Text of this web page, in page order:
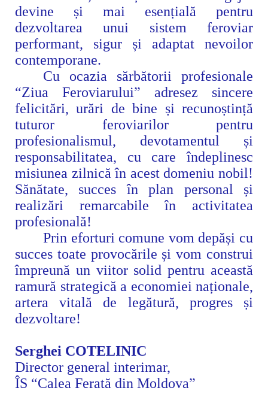
devine și mai esențială pentru
dezvoltarea unui sistem feroviar
performant, sigur și adaptat nevoilor
contemporane.
Cu ocazia sărbătorii profesionale
“Ziua Feroviarului” adresez sincere
felicitări, urări de bine și recunoștință
tuturor feroviarilor pentru
profesionalismul, devotamentul și
responsabilitatea, cu care îndeplinesc
misiunea zilnică în acest domeniu nobil!
Sănătate, succes în plan personal și
realizări remarcabileîn activitatea
profesională!
Prin eforturi comune vom depăși cu
succes toate provocările și vom construi
împreună un viitor solid pentru această
ramură strategică a economiei naționale,
artera vitală de legătură, progres și
dezvoltare!
Serghei COTELINIC
Director general interimar,
ÎS “Calea Ferată din Moldova”